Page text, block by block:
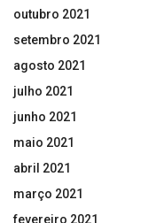
outubro 2021
setembro 2021
agosto 2021
julho 2021
junho 2021
maio 2021
abril 2021
março 2021
fevereiro 2021